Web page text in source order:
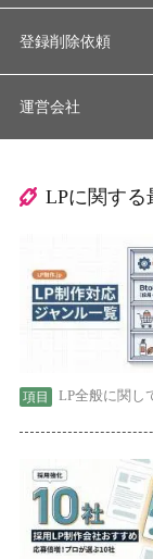
登録削除依頼
運営会社
LPに関する
LP全般に関し